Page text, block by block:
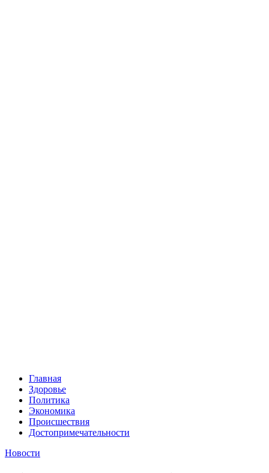
Главная
Здоровье
Политика
Экономика
Происшествия
Достопримечательности
Новости